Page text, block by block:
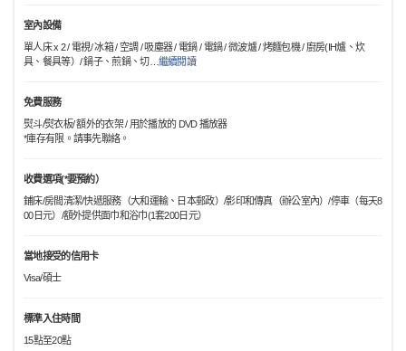
室內設備
單人床 x 2 / 電視/ 冰箱 / 空調 / 吸塵器 / 電鍋 / 電鍋 / 微波爐 / 烤麵包機 / 廚房(IH爐、炊
具、餐具等）/ 鍋子、煎鍋、切… 繼續閱讀
免費服務
熨斗/熨衣板/ 額外的衣架 / 用於播放的 DVD 播放器
*庫存有限。請事先聯絡。
收費選項(*要預約）
鋪床/房間清潔/快遞服務（大和運輸、日本郵政）/影印和傳真（辦公室內）/停車（每天8
00日元）/額外提供面巾和浴巾(1套200日元）
當地接受的信用卡
Visa/碩士
標準入住時間
15點至20點